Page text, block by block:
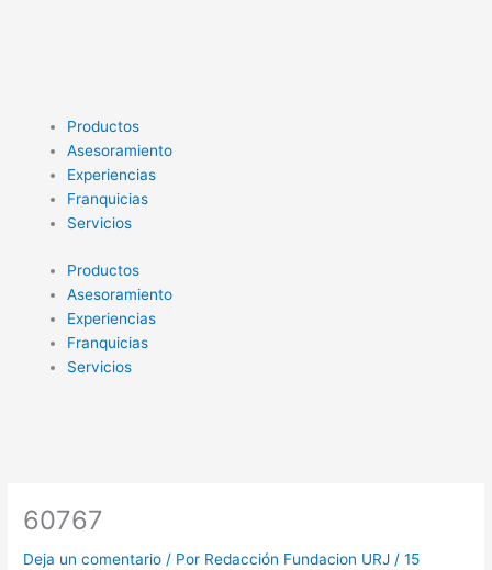
Productos
Asesoramiento
Experiencias
Franquicias
Servicios
Productos
Asesoramiento
Experiencias
Franquicias
Servicios
60767
Deja un comentario / Por Redacción Fundacion URJ /15